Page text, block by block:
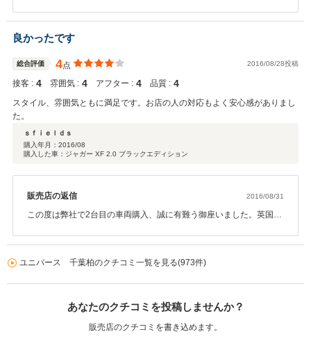
ましたので納車後もしっかりアフターフォローさせて頂ければと思
います。 こちらこそ長いお付き合いを宜しくお願い致します。
良かったです
総合評価 4点 2016/08/28投稿
接客 : 4 雰囲気 : 4 アフター : 4 品質 : 4
スタイル、雰囲気ともに満足です。お店の人の対応もよく安心感がありまし
た。
ｓｆｉｅｌｄｓ
購入年月： 2016/08
購入した車：ジャガー XF 2.0 ブラックエディション
販売店の返信 2016/08/31
この度は弊社で2台目の車両購入、誠に有難う御座いました。英国ス
ので末永く宜しくお願いします。また3台目のお車探しも是非ご相談
ユニバース 千葉柏のクチコミ一覧を見る(973件)
あなたのクチコミを投稿しませんか？
販売店のクチコミを書き込めます。